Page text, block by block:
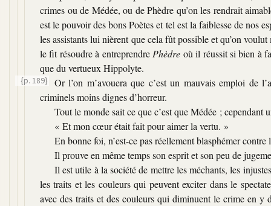
crimes ou de Médée, ou de Phèdre qu’on les rendrait
est le pouvoir des bons Poètes et tel est la faiblesse de nos
les assistants lui nièrent que cela fût possible et qu’on
le fit résoudre à entreprendrePhèdre où il réussit si bien à
que du vertueux Hippolyte.
Or l’on m’avouera que c’est un mauvais emploi de
{p. 189}
criminels moins dignes d’horreur.
Tout le monde sait ce que c’est que Médée ;
« Et mon cœur était fait pour aimer la vertu. »
En bonne foi, n’est-ce pas réellement blasphémer contre
Il prouve en même temps son esprit et son peu de
Il est utile à la société de mettre les méchants, les
les traits et les couleurs qui peuvent exciter dans le
avec des traits et des couleurs qui diminuent le crime en